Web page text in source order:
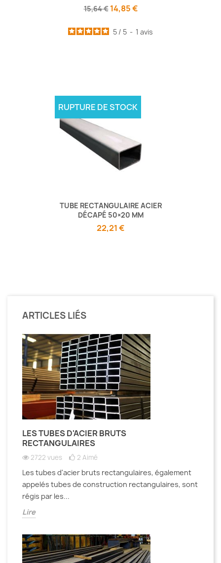
15,64 € 14,85 €
5 / 5 - 1 avis
TUBE RECTANGULAIRE ACIER
DÉCAPÉ 50×20 MM
22,21 €
RUPTURE DE STOCK
ARTICLES LIÉS
LES TUBES D'ACIER BRUTS
RECTANGULAIRES
2722 vues 2 Aimé
Les tubes d'acier bruts rectangulaires, également
appelés tubes de construction rectangulaires, sont
régis par les...
Lire